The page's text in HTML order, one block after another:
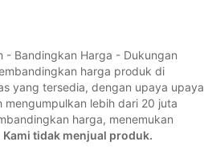
- Bandingkan Harga - Dukungan
harga produk di
yang tersedia, dengan upaya upaya
lebih dari 20 juta
harga, menemukan
Kami tidak menjual produk.